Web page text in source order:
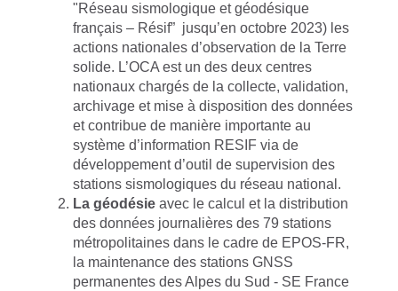
"Réseau sismologique et géodésique
français – Résif” jusqu’en octobre 2023) les
actions nationales d’observation de la Terre
solide. L’OCA est un des deux centres
nationaux chargés de la collecte, validation,
archivage et mise à disposition des données
et contribue de manière importante au
système d’information RESIF via de
développement d’outil de supervision des
stations sismologiques du réseau national.
La géodésie avec le calcul et la distribution
des données journalières des 79 stations
métropolitaines dans le cadre de EPOS-FR,
la maintenance des stations GNSS
permanentes des Alpes du Sud - SE France